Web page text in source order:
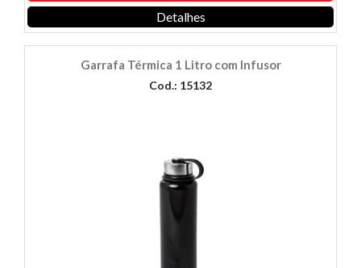
Detalhes
Garrafa Térmica 1 Litro com Infusor
Cod.: 15132